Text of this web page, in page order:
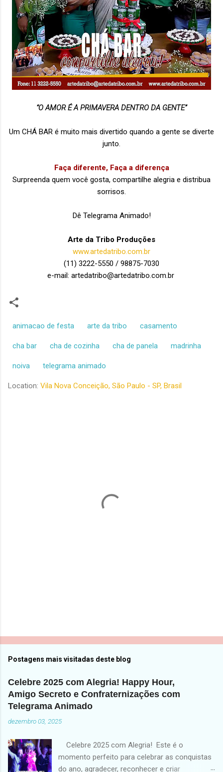
“O AMOR É A PRIMAVERA DENTRO DA GENTE”
Um CHÁ BAR é muito mais divertido quando a gente se diverte
junto.
Faça diferente, Faça a diferença
Surpreenda quem você gosta, compartilhe alegria e distribua
sorrisos.
Dê Telegrama Animado!
Arte da Tribo Produções
www.artedatribo.com.br
(11) 3222-5550 / 98875-7030
e-mail: artedatribo@artedatribo.com.br
animacao de festa arte da tribo casamento
cha bar cha de cozinha cha de panela madrinha
noiva telegrama animado
Location: Vila Nova Conceição, São Paulo - SP, Brasil
Postagens mais visitadas deste blog
Celebre 2025 com Alegria! Happy Hour,
Amigo Secreto e Confraternizações com
Telegrama Animado
dezembro 03, 2025
Celebre 2025 com Alegria! Este é o
momento perfeito para celebrar as conquistas
do ano, agradecer, reconhecer e criar